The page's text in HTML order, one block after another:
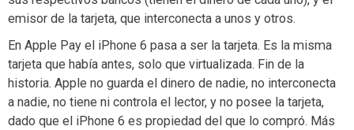
emisor de la tarjeta, que interconecta a unos y otros.
En Apple Pay el iPhone 6 pasa a ser la tarjeta. Es la misma
tarjeta que había antes, solo que virtualizada. Fin de la
historia. Apple no guarda el dinero de nadie, no interconecta
a nadie, no tiene ni controla el lector, y no posee la tarjeta,
dado que el iPhone 6 es propiedad del que lo compró. Más